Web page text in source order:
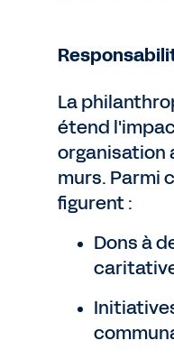
La
étend
organisation
murs. Parmi
figurent :
Dons à